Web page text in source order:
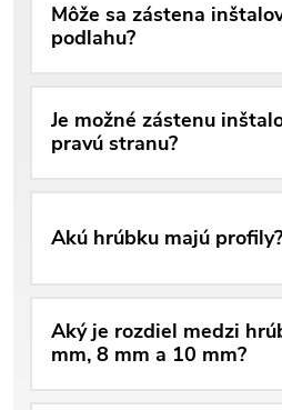
Môže sa zástena
podlahu?
Je možné zástenu
pravú stranu?
Akú hrúbku majú profily?
Aký je rozdiel medzi
mm, 8 mm a 10 mm?